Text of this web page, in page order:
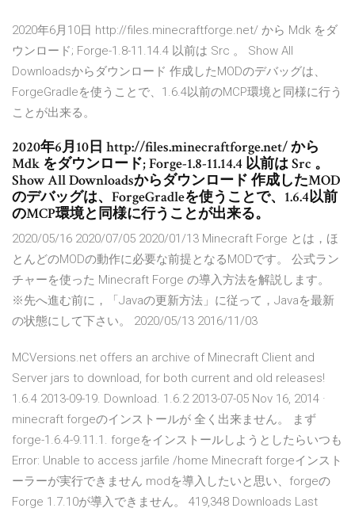
2020年6月10日 http://files.minecraftforge.net/ から Mdk をダ
ウンロード; Forge-1.8-11.14.4 以前は Src 。 Show All
Downloadsからダウンロード 作成したMODのデバッグは、
ForgeGradleを使うことで、1.6.4以前のMCP環境と同様に行う
ことが出来る。
2020年6月10日 http://files.minecraftforge.net/ から
Mdk をダウンロード; Forge-1.8-11.14.4 以前は Src 。
Show All Downloadsからダウンロード 作成したMOD
のデバッグは、ForgeGradleを使うことで、1.6.4以前
のMCP環境と同様に行うことが出来る。
2020/05/16 2020/07/05 2020/01/13 Minecraft Forge とは，ほ
とんどのMODの動作に必要な前提となるMODです。 公式ラン
チャーを使った Minecraft Forge の導入方法を解説します。
※先へ進む前に，「Javaの更新方法」に従って，Javaを最新
の状態にして下さい。 2020/05/13 2016/11/03
MCVersions.net offers an archive of Minecraft Client and
Server jars to download, for both current and old releases!
1.6.4 2013-09-19. Download. 1.6.2 2013-07-05 Nov 16, 2014 ·
minecraft forgeのインストールが 全く出来ません。 まず
forge-1.6.4-9.11.1. forgeをインストールしようとしたらいつも
Error: Unable to access jarfile /home Minecraft forgeインスト
ーラーが実行できません modを導入したいと思い、forgeの
Forge 1.7.10が導入できません。 419,348 Downloads Last